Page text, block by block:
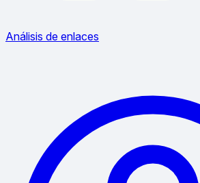
Análisis de enlaces